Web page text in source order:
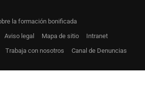
la formación bonificada
Aviso legal Mapa de sitio
Intranet
Trabaja con nosotros Canal de Denuncias